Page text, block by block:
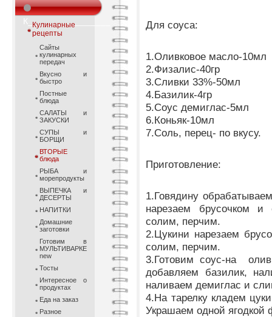
⚫
К_________________
Кулинарные
рецепты
Сайты
кулинарных
передач
Вкусно и
быстро
Постные
блюда
САЛАТЫ и
ЗАКУСКИ
СУПЫ и
БОРЩИ
ВТОРЫЕ
блюда
РЫБА и
морепродукты
ВЫПЕЧКА и
ДЕСЕРТЫ
НАПИТКИ
Домашние
заготовки
Готовим в
МУЛЬТИВАРКЕ
new
Тосты
Интересное о
продуктах
Еда на заказ
Разное
Для соуса:
1.Оливковое масло-10мл
2.Физалис-40гр
3.Сливки 33%-50мл
4.Базилик-4гр
5.Соус демиглас-5мл
6.Коньяк-10мл
7.Соль, перец- по вкусу.
Приготовление:
1.Говядину
нарезаем брусочком
солим, перчим.
2.Цукини нарезаем
солим, перчим.
3.Готовим соус-на
добавляем базилик,
наливаем демиглас и
4.На тарелку кладем
Украшаем одной ягодкой